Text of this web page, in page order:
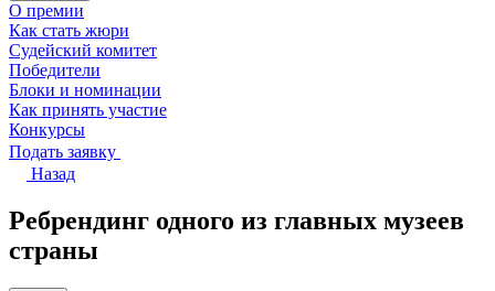
О премии
Как стать жюри
Судейский комитет
Победители
Блоки и номинации
Как принять участие
Конкурсы
Подать заявку
Назад
Ребрендинг одного из главных музеев
страны